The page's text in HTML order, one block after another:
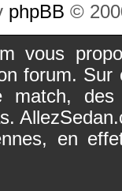
phpBB ©
vous
forum.
des
en